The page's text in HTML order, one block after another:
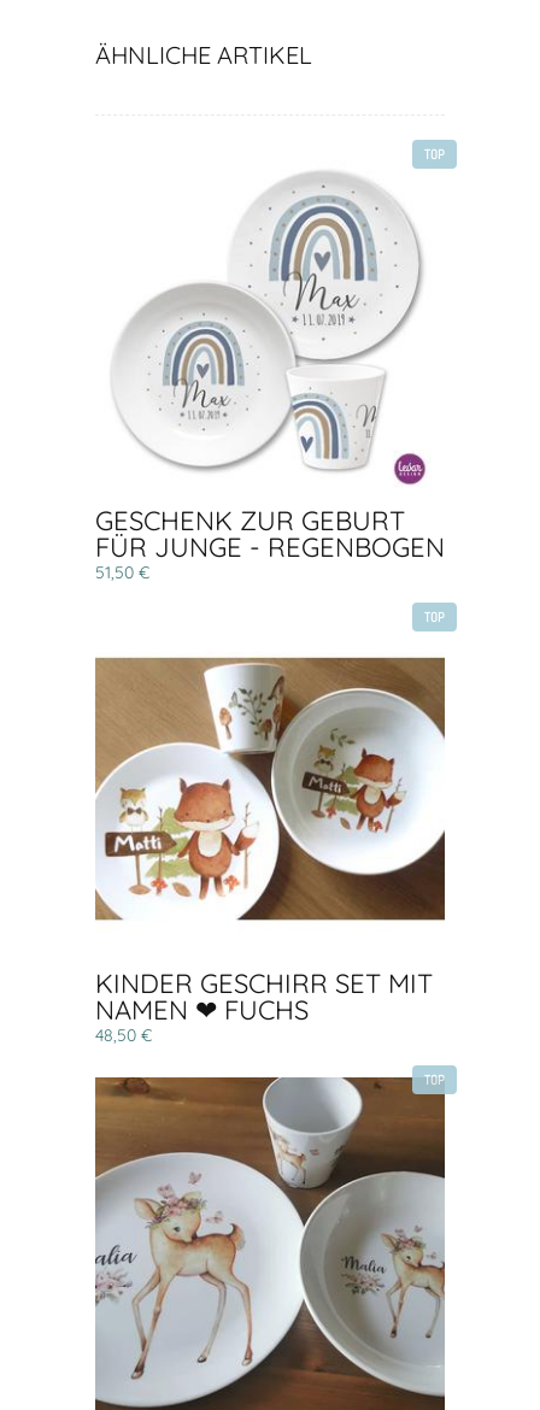
ÄHNLICHE ARTIKEL
TOP
GESCHENK ZUR GEBURT
FÜR JUNGE - REGENBOGEN
51,50 €
TOP
KINDER GESCHIRR SET MIT
NAMEN ❤ FUCHS
48,50 €
TOP